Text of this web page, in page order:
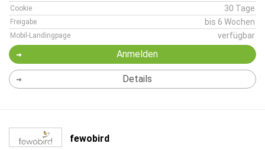
Cookie 30 Tage
Freigabe bis 6 Wochen
Mobil-Landingpage verfügbar
Anmelden
Details
fewobird